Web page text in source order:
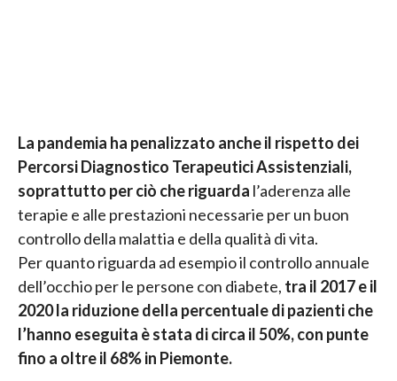
La pandemia ha penalizzato anche il rispetto dei
Percorsi Diagnostico Terapeutici Assistenziali,
soprattutto per ciò che riguarda l’aderenza alle
terapie e alle prestazioni necessarie per un buon
controllo della malattia e della qualità di vita.
Per quanto riguarda ad esempio il controllo annuale
dell’occhio per le persone con diabete, tra il 2017 e il
2020 la riduzione della percentuale di pazienti che
l’hanno eseguita è stata di circa il 50%, con punte
fino a oltre il 68% in Piemonte.